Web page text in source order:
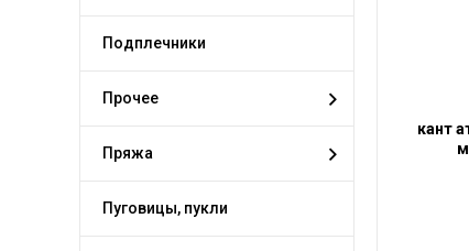
Подплечники
Прочее
Пряжа
Пуговицы, пукли
кант